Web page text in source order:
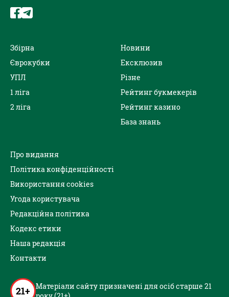
Збірна
Єврокубки
УПЛ
1 ліга
2 ліга
Новини
Ексклюзив
Різне
Рейтинг букмекерів
Рейтинг казино
База знань
Про видання
Політика конфіденційності
Використання cookies
Угода користувача
Редакційна політика
Кодекс етики
Наша редакція
Контакти
21+ Матеріали сайту призначені для осіб старше 21